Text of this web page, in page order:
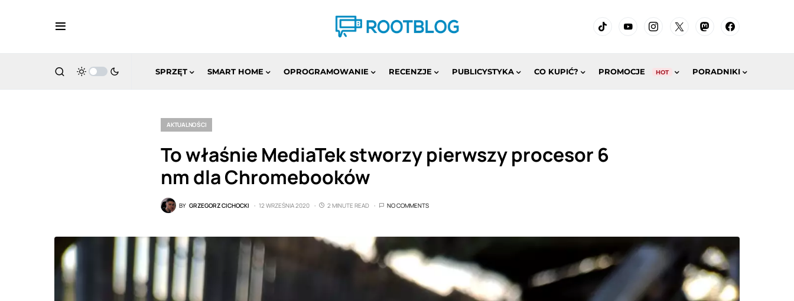
SPRZĘT SMART HOME OPROGRAMOWANIE RECENZJE PUBLICYSTYKA CO KUPIĆ? PROMOCJE HOT PORADNIKI
AKTUALNOŚCI
To właśnie MediaTek stworzy pierwszy procesor 6
nm dla Chromebooków
BY GRZEGORZ CICHOCKI 12 WRZEŚNIA 2020 2 MINUTE READ NO COMMENTS